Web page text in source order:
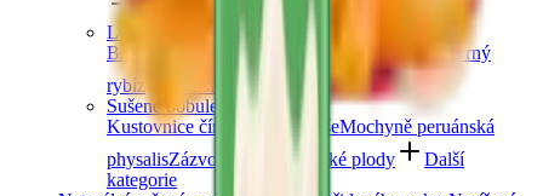
Další kategorie
Lesní ovoce
Brusinky a borůvky Jahody Maliny OstružinyČerný
rybíz
Další kategorie
Sušené bobule a plody
Kustovnice čínská goji
MorušeMochyně peruánská
physalisZázvor Ostatní exotické plody
Další
kategorie